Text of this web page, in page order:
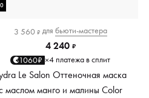
3 560 ₽ для бьюти-мастера
4 240 ₽
1060₽ ×4 платежа в сплит
Le Salon Оттеночная маска
маслом манго и малины Color